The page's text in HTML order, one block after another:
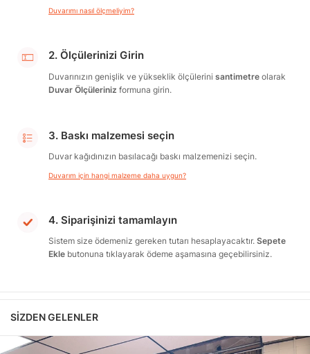
Duvarımı nasıl ölçmeliyim?
2. Ölçülerinizi Girin
Duvarınızın genişlik ve yükseklik ölçülerini santimetre olarak
Duvar Ölçüleriniz formuna girin.
3. Baskı malzemesi seçin
Duvar kağıdınızın basılacağı baskı malzemenizi seçin.
Duvarım için hangi malzeme daha uygun?
4. Siparişinizi tamamlayın
Sistem size ödemeniz gereken tutarı hesaplayacaktır. Sepete
Ekle butonuna tıklayarak ödeme aşamasına geçebilirsiniz.
SIZDEN GELENLER